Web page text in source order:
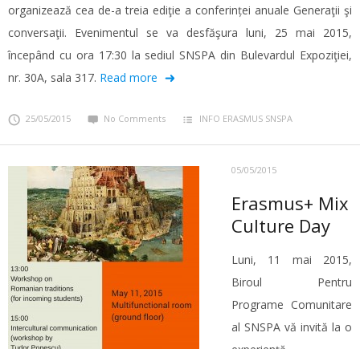
organizează cea de-a treia ediţie a conferinței anuale Generaţii şi
conversaţii. Evenimentul se va desfăşura luni, 25 mai 2015,
începând cu ora 17:30 la sediul SNSPA din Bulevardul Expoziţiei,
nr. 30A, sala 317. Read more
25/05/2015 No Comments INFO ERASMUS SNSPA
05/05/2015
Erasmus+ Mix
Culture Day
Luni, 11 mai 2015,
Biroul Pentru
Programe Comunitare
al SNSPA vă invită la o